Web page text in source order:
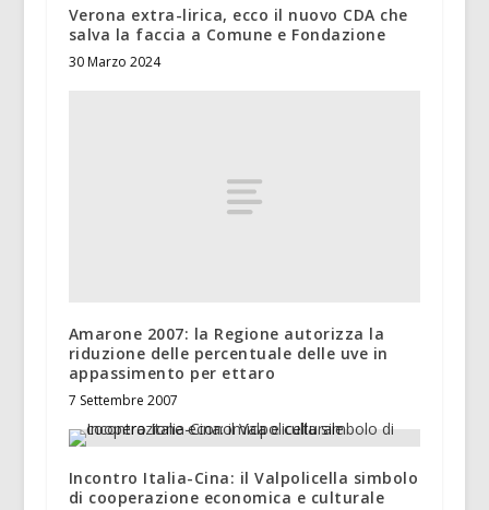
Verona extra-lirica, ecco il nuovo CDA che
salva la faccia a Comune e Fondazione
30 Marzo 2024
Amarone 2007: la Regione autorizza la
riduzione delle percentuale delle uve in
appassimento per ettaro
7 Settembre 2007
Incontro Italia-Cina: il Valpolicella simbolo
di cooperazione economica e culturale